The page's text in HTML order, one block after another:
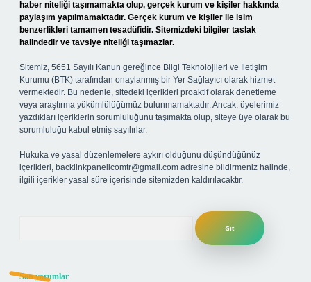
haber niteliği taşımamakta olup, gerçek kurum ve kişiler hakkında
paylaşım yapılmamaktadır. Gerçek kurum ve kişiler ile isim
benzerlikleri tamamen tesadüfidir. Sitemizdeki bilgiler taslak
halindedir ve tavsiye niteliği taşımazlar.
Sitemiz, 5651 Sayılı Kanun gereğince Bilgi Teknolojileri ve İletişim
Kurumu (BTK) tarafından onaylanmış bir Yer Sağlayıcı olarak hizmet
vermektedir. Bu nedenle, sitedeki içerikleri proaktif olarak denetleme
veya araştırma yükümlülüğümüz bulunmamaktadır. Ancak, üyelerimiz
yazdıkları içeriklerin sorumluluğunu taşımakta olup, siteye üye olarak bu
sorumluluğu kabul etmiş sayılırlar.
Hukuka ve yasal düzenlemelere aykırı olduğunu düşündüğünüz
içerikleri, backlinkpanelicomtr@gmail.com adresine bildirmeniz halinde,
ilgili içerikler yasal süre içerisinde sitemizden kaldırılacaktır.
Son yorumlar